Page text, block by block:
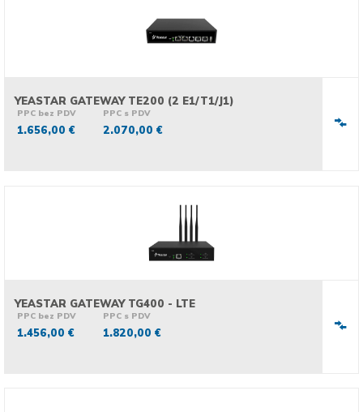
YEASTAR GATEWAY TE200 (2 E1/T1/J1)
PPC bez PDV
1.656,00 €
PPC s PDV
2.070,00 €
YEASTAR GATEWAY TG400 - LTE
PPC bez PDV
1.456,00 €
PPC s PDV
1.820,00 €